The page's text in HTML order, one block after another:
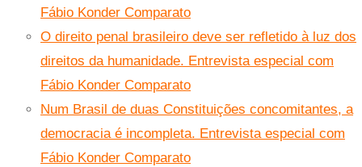
Fábio Konder Comparato
O direito penal brasileiro deve ser refletido à luz dos
direitos da humanidade. Entrevista especial com
Fábio Konder Comparato
Num Brasil de duas Constituições concomitantes, a
democracia é incompleta. Entrevista especial com
Fábio Konder Comparato